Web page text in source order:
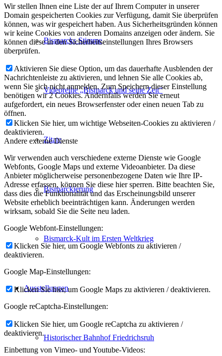
Bismarcks Stimme
Videoreihe „Bismarck und seine Zeit“
Zitate
Bismarckierung
Bismarck-Kult im Ersten Weltkrieg
Ausstellungen
Historischer Bahnhof Friedrichsruh
Wir stellen Ihnen eine Liste der auf Ihrem Computer in unserer
Domain gespeicherten Cookies zur Verfügung, damit Sie überprüfen
können, was wir gespeichert haben. Aus Sicherheitsgründen können
wir keine Cookies von anderen Domains anzeigen oder ändern. Sie
können diese in den Sicherheitseinstellungen Ihres Browsers
überprüfen.
Aktivieren Sie diese Option, um das dauerhafte Ausblenden der
Nachrichtenleiste zu aktivieren, und lehnen Sie alle Cookies ab,
wenn Sie sich nicht anmelden. Zum Speichern dieser Einstellung
benötigen wir 2 Cookies. Andernfalls werden Sie erneut
aufgefordert, ein neues Browserfenster oder einen neuen Tab zu
öffnen.
Klicken Sie hier, um wichtige Webseiten-Cookies zu aktivieren /
deaktivieren.
Andere externe Dienste
Wir verwenden auch verschiedene externe Dienste wie Google
Webfonts, Google Maps und externe Videoanbieter. Da diese
Anbieter möglicherweise personenbezogene Daten wie Ihre IP-
Adresse erfassen, können Sie diese hier sperren. Bitte beachten Sie,
dass dies die Funktionalität und das Erscheinungsbild unserer
Website erheblich beeinträchtigen kann. Änderungen werden
wirksam, sobald Sie die Seite neu laden.
Google Webfont-Einstellungen:
Klicken Sie hier, um Google Webfonts zu aktivieren /
deaktivieren.
Google Map-Einstellungen:
Klicken Sie hier, um Google Maps zu aktivieren / deaktivieren.
Google reCaptcha-Einstellungen:
Klicken Sie hier, um Google reCaptcha zu aktivieren /
deaktivieren.
Einbettung von Vimeo- und Youtube-Videos: